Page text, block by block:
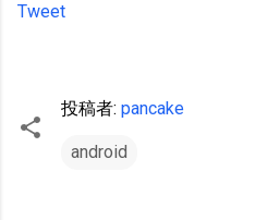
Tweet
投稿者: pancake
android